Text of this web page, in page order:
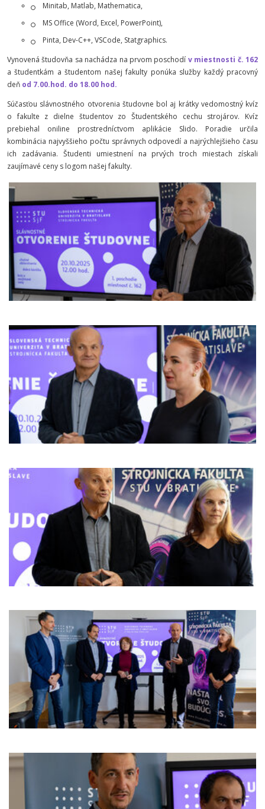
Minitab, Matlab, Mathematica,
MS Office (Word, Excel, PowerPoint),
Pinta, Dev-C++, VSCode, Statgraphics.
Vynovená študovňa sa nachádza na prvom poschodí v miestnosti č. 162
a študentkám a študentom našej fakulty ponúka služby každý pracovný
deň od 7.00.hod. do 18.00 hod.
Súčasťou slávnostného otvorenia študovne bol aj krátky vedomostný kvíz
o fakulte z dielne študentov zo Študentského cechu strojárov. Kvíz
prebiehal oniline prostredníctvom aplikácie Slido. Poradie určila
kombinácia najvyššieho počtu správnych odpovedí a najrýchlejšieho času
ich zadávania. Študenti umiestnení na prvých troch miestach získali
zaujímavé ceny s logom našej fakulty.